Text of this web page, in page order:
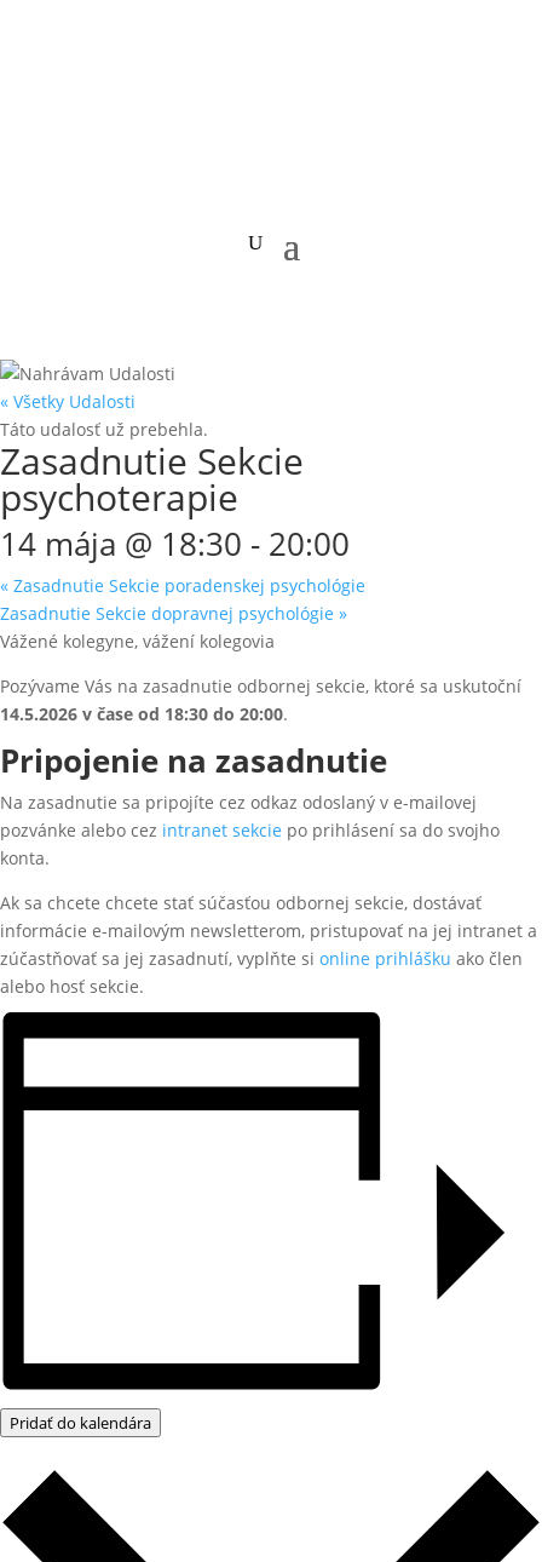
« Všetky Udalosti
Táto udalosť už prebehla.
Zasadnutie Sekcie
psychoterapie
14 mája @ 18:30 - 20:00
« Zasadnutie Sekcie poradenskej psychológie
Zasadnutie Sekcie dopravnej psychológie »
Vážené kolegyne, vážení kolegovia
Pozývame Vás na zasadnutie odbornej sekcie, ktoré sa uskutoční
14.5.2026 v čase od 18:30 do 20:00.
Pripojenie na zasadnutie
Na zasadnutie sa pripojíte cez odkaz odoslaný v e-mailovej
pozvánke alebo cez intranet sekcie po prihlásení sa do svojho
konta.
Ak sa chcete chcete stať súčasťou odbornej sekcie, dostávať
informácie e-mailovým newsletterom, pristupovať na jej intranet a
zúčastňovať sa jej zasadnutí, vyplňte si online prihlášku ako člen
alebo hosť sekcie.
Pridať do kalendára